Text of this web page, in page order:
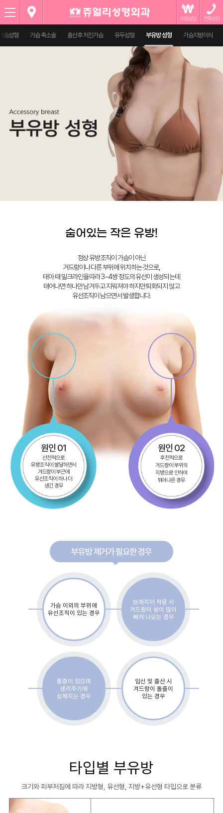
Menu
슴성형 가슴 축소술 출산후 처진가슴 유두성형 부유방 성형 가슴지방이식
숨어있는 작은 유방!
정상 유방조직이 가슴이 아닌
겨드랑이나 다른 부위에 위치하는 것으로,
태아 때 밀크라인을 따라 3~4쌍 정도의 유선이 생성되는데
태어나면 하나만 남겨두고 지워져야 하지만 퇴화되지 않고
유선조직이 남으면서 발생합니다.
원인 01
선천적으로
유방조직이 발달하면서
겨드랑이 부근에
유선조직이 하나 더
생긴 경우
원인 02
후천적으로
겨드랑이 부위의
지방으로 인하여
튀어나온 경우
부유방 제거가 필요한 경우
가슴 이외의 부위에
유선조직이 있는 경우
브래지어 착용 시
겨드랑이 살이 많이
삐져 나오는 경우
통증이 있으며
생리주기에
심해지는 경우
임신 및 출산 시
겨드랑이 돌출이
있는 경우
타입별 부유방
크기와 피부처짐에 따라 지방형, 유선형, 지방+유선형 타입으로 분류